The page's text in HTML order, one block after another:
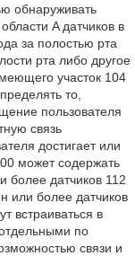
обнаруживать
A датчиков в
за полостью рта
рта либо другое
участок 104
то,
пользователя
связь
достигает или
может содержать
более датчиков 112
или более датчиков
встраиваться в
по
связи и